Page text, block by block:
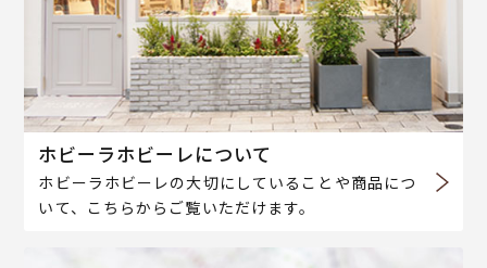
ホビーラホビーレについて
ホビーラホビーレの大切にしていることや商品につ
いて、こちらからご覧いただけます。